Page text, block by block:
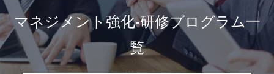
マネジメント強化-研修プログラム一
覧